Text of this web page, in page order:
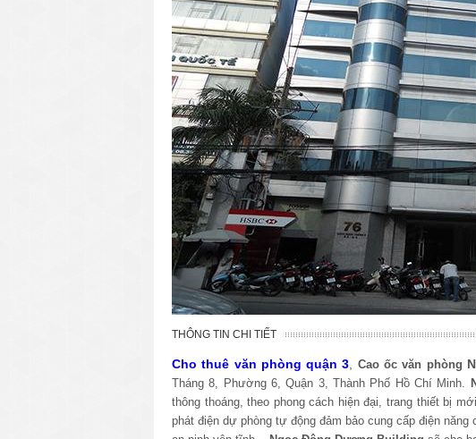
THÔNG TIN CHI TIẾT
Cho thuê văn phòng quận 3 Cao ốc văn phòng
Tháng 8 , Phường 6, Quận 3, Thành Phố Hồ Chí Minh.
thông thoáng, theo phong cách hiện đại, trang thiết bị
phát điện dự phòng tự động đảm bảo cung cấp điện